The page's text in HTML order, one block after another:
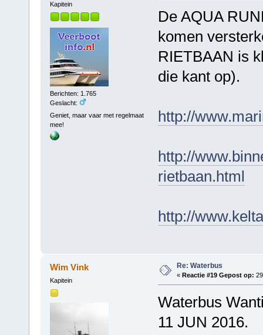
Kapitein
Berichten: 1.765
Geslacht:
Geniet, maar vaar met regelmaat
mee!
De AQUA
komen
RIETBAAN is
die kant op).
http://
http://
rietbaan.html
http://
Wim Vink
Kapitein
Re: Waterbus
« Reactie #19 Gepost op:
Waterbus
11 JUN 2016.